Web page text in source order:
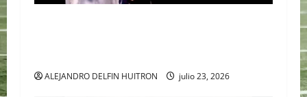
ALEJANDRO DELFIN HUITRON julio 23, 2026